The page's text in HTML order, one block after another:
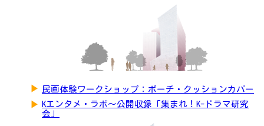
▶ 民画体験ワークショップ：ポーチ・クッションカバー
▶ Kエンタメ・ラボ～公開収録「集まれ！K-ドラマ研究
会」